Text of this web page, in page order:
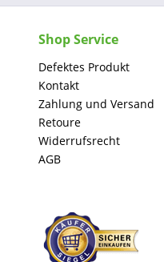
Shop Service
Defektes Produkt
Kontakt
Zahlung und Versand
Retoure
Widerrufsrecht
AGB